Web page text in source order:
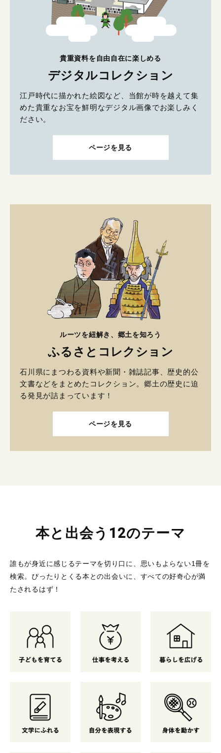
貴重資料を自由自在に楽しめる
デジタルコレクション
江戸時代に描かれた絵図など、当館が時を越えて集
めた貴重なお宝を鮮明なデジタル画像でお楽しみく
ださい。
ページを見る
ルーツを紐解き、郷土を知ろう
ふるさとコレクション
石川県にまつわる資料や新聞・雑誌記事、歴史的公
文書などをまとめたコレクション。郷土の歴史に迫
る発見が詰まっています！
ページを見る
本と出会う12のテーマ
誰もが身近に感じるテーマを切り口に、思いもよらない1冊を
検索。 ぴったりとくる本との出会いに、すべての好奇心が満
たされるはず！